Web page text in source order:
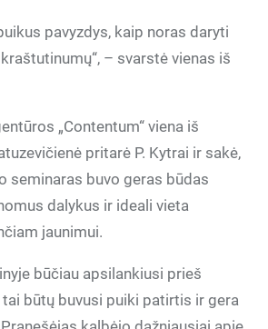
pavyzdys, kaip noras daryti
– svarstė vienas iš
„Contentum“ viena iš
pritarė P. Kytrai ir sakė,
seminaras buvo geras būdas
dalykus ir ideali vieta
jaunimui.
būčiau apsilankiusi prieš
būtų buvusi puiki patirtis ir gera